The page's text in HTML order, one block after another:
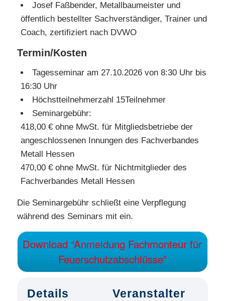
Josef Faßbender, Metallbaumeister und
öffentlich bestellter Sachverständiger, Trainer und
Coach, zertifiziert nach DVWO
Termin/Kosten
Tagesseminar am 27.10.2026 von 8:30 Uhr bis
16:30 Uhr
Höchstteilnehmerzahl 15Teilnehmer
Seminargebühr:
418,00 € ohne MwSt. für Mitgliedsbetriebe der
angeschlossenen Innungen des Fachverbandes
Metall Hessen
470,00 € ohne MwSt. für Nichtmitglieder des
Fachverbandes Metall Hessen
Die Seminargebühr schließt eine Verpflegung
während des Seminars mit ein.
Download “Anmeldung Fachmonteur für
Feuerschutzabschlüsse”
Details Veranstalter